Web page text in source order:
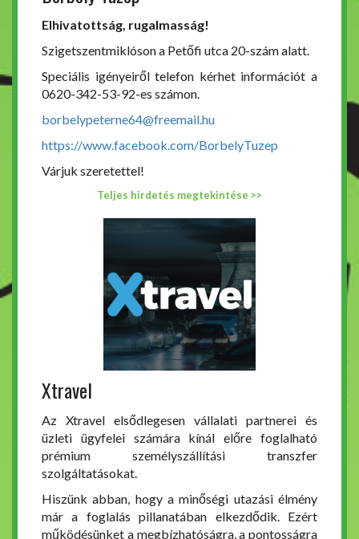
Elhivatottság, rugalmasság!
Szigetszentmiklóson a Petőfi utca 20-szám alatt.
Speciális igényeiről telefon kérhet információt a
0620-342-53-92-es számon.
borbelypeterne64@freemail.hu
https://www.facebook.com/BorbelyTuzep
Várjuk szeretettel!
Teljes hirdetés megtekintése >>
Xtravel
Az Xtravel elsődlegesen vállalati partnerei és
üzleti ügyfelei számára kínál előre foglalható
prémium személyszállítási transzfer
szolgáltatásokat.
Hiszünk abban, hogy a minőségi utazási élmény
már a foglalás pillanatában elkezdődik. Ezért
működésünket a megbízhatóságra, a pontosságra